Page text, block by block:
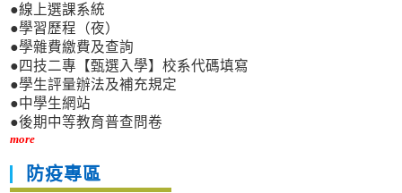
●線上選課系統
●學習歷程（夜）
●學雜費繳費及查詢
●四技二專【甄選入學】校系代碼填寫
●學生評量辦法及補充規定
●中學生網站
●後期中等教育普查問卷
more
防疫專區